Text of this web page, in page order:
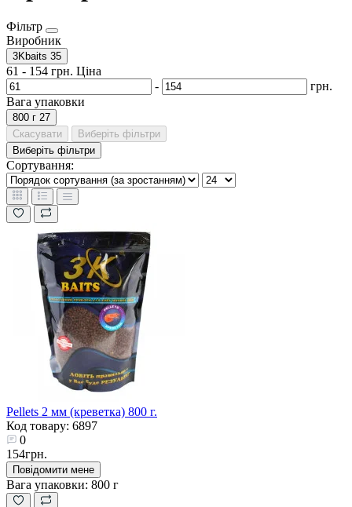
Фільтр
Виробник
3Kbaits 35
61 - 154 грн. Ціна
-
грн.
Вага упаковки
800 г 27
Скасувати
Виберіть фільтри
Виберіть фільтри
Сортування:
Pellets 2 мм (креветка) 800 г.
Код товару: 6897
0
154грн.
Повідомити мене
Вага упаковки: 800 г